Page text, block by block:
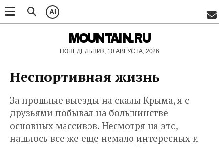
AI
MOUNTAIN.RU
ПОНЕДЕЛЬНИК, 10 АВГУСТА, 2026
Неспортивная жизнь
За прошлые выезды на скалы Крыма, я с
друзьями побывал на большинстве
основных массивов. Несмотря на это,
нашлось все же еще немало интересных и